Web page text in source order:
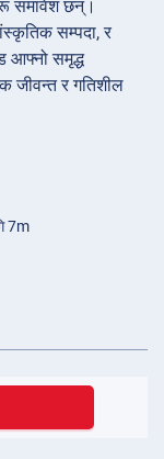
समावेश छन्।
सम्पदा, र
आफ्नो समृद्ध
जीवन्त र गतिशील
7m